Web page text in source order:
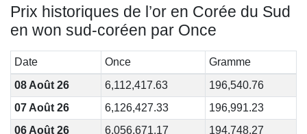
Prix historiques de l’or en Corée du Sud
en won sud-coréen par Once
Date Once
Gramme
08 Août 26
6,112,417.63
196,540.76
07 Août 26
6,126,427.33
196,991.23
06 Août 26
6,056,671.17
194,748.27